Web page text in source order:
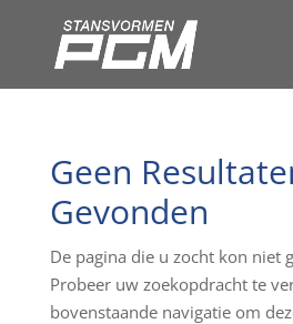
Geen
Gevonden
De pagina die u zocht kon niet
Probeer uw zoekopdracht te
bovenstaande navigatie om